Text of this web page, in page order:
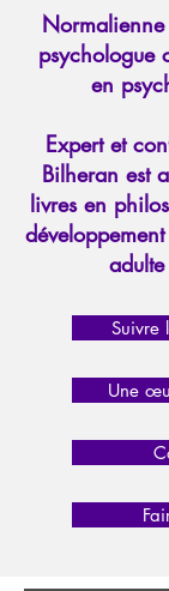
psychologue
en
Expert et
Bilheran est
livres en
Suivre
Une